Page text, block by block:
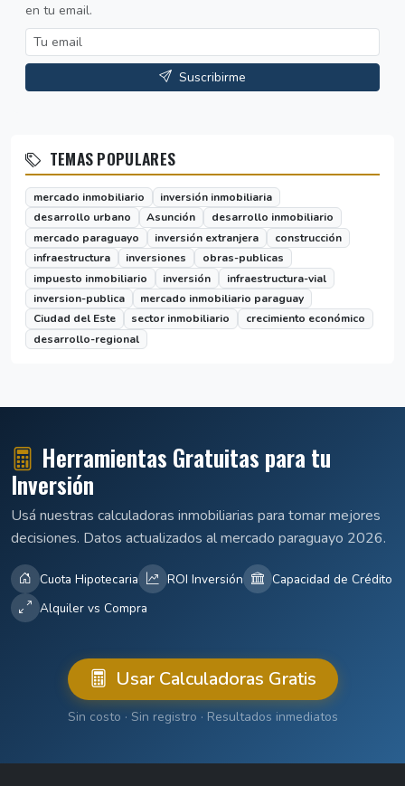
en tu email.
Suscribirme
TEMAS POPULARES
mercado inmobiliario
inversión inmobiliaria
desarrollo urbano
Asunción
desarrollo inmobiliario
mercado paraguayo
inversión extranjera
construcción
infraestructura
inversiones
obras-publicas
impuesto inmobiliario
inversión
infraestructura-vial
inversion-publica
mercado inmobiliario paraguay
Ciudad del Este
sector inmobiliario
crecimiento económico
desarrollo-regional
Herramientas Gratuitas para tu
Inversión
Usá nuestras calculadoras inmobiliarias para tomar mejores
decisiones. Datos actualizados al mercado paraguayo 2026.
Cuota Hipotecaria ROI Inversión
Capacidad de Crédito
Alquiler vs Compra
Usar Calculadoras Gratis
Sin costo · Sin registro · Resultados inmediatos